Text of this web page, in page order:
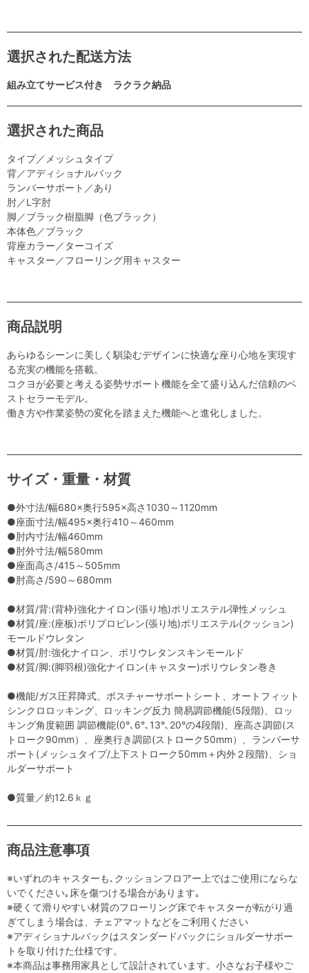
選択された配送方法
組み立てサービス付き ラクラク納品
選択された商品
タイプ／メッシュタイプ
背／アディショナルバック
ランバーサポート／あり
肘／L字肘
脚／ブラック樹脂脚（色ブラック）
本体色／ブラック
背座カラー／ターコイズ
キャスター／フローリング用キャスター
商品説明
あらゆるシーンに美しく馴染むデザインに快適な座り心地を実現す
る充実の機能を搭載。
コクヨが必要と考える姿勢サポート機能を全て盛り込んだ信頼のベ
ストセラーモデル。
働き方や作業姿勢の変化を踏まえた機能へと進化しました。
サイズ・重量・材質
●外寸法/幅680×奥行595×高さ1030～1120mm
●座面寸法/幅495×奥行410～460mm
●肘内寸法/幅460mm
●肘外寸法/幅580mm
●座面高さ/415～505mm
●肘高さ/590～680mm
●材質/背:(背枠)強化ナイロン(張り地)ポリエステル弾性メッシュ
●材質/座:(座板)ポリプロピレン(張り地)ポリエステル(クッション)
モールドウレタン
●材質/肘:強化ナイロン、ポリウレタンスキンモールド
●材質/脚:(脚羽根)強化ナイロン(キャスター)ポリウレタン巻き
●機能/ガス圧昇降式、ポスチャーサポートシート、オートフィット
シンクロロッキング、ロッキング反力 簡易調節機能(5段階)、ロッ
キング角度範囲 調節機能(0°､6°､13°､20°の4段階)、座高さ調節(ス
トローク90mm）、座奥行き調節(ストローク50mm）、ランバーサ
ポート(メッシュタイプ/上下ストローク50mm＋内外２段階)、ショ
ルダーサポート
●質量／約12.6ｋｇ
商品注意事項
※いずれのキャスターも､クッションフロアー上ではご使用にならな
いでください｡床を傷つける場合があります｡
※硬くて滑りやすい材質のフローリング床でキャスターが転がり過
ぎてしまう場合は、チェアマットなどをご利用ください
※アディショナルバックはスタンダードバックにショルダーサポー
トを取り付けた仕様です。
※本商品は事務用家具として設計されています。小さなお子様やご